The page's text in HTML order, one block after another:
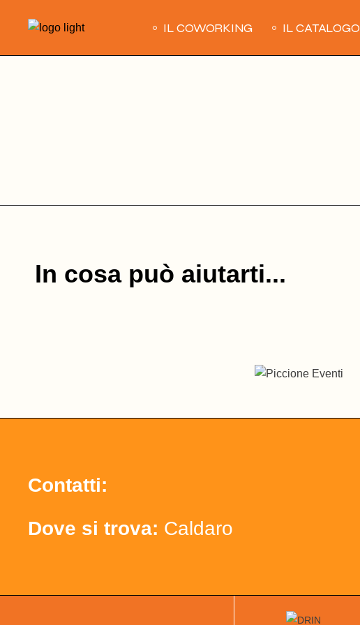
IL COWORKING IL CATALOGO
In cosa può aiutarti...
Contatti:
Dove si trova: Caldaro